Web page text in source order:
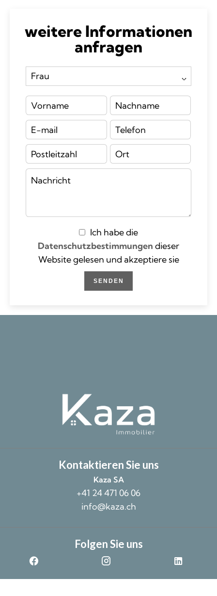
weitere Informationen
anfragen
Ich habe die
Datenschutzbestimmungen dieser
Website gelesen und akzeptiere sie
SENDEN
Kontaktieren Sie uns
Kaza SA
+41 24 471 06 06
info@kaza.ch
Folgen Sie uns